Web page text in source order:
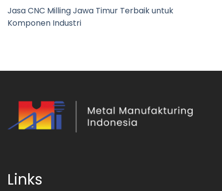
Jasa CNC Milling Jawa Timur Terbaik untuk
Komponen Industri
Links